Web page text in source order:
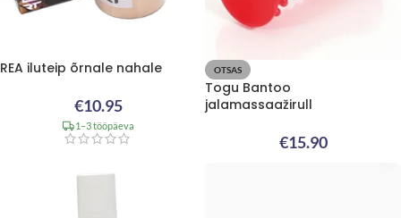
REA iluteip õrnale nahale
€10.95
1–3 tööpäeva
OTSAS
Togu Bantoo
jalamassaažirull
€15.90